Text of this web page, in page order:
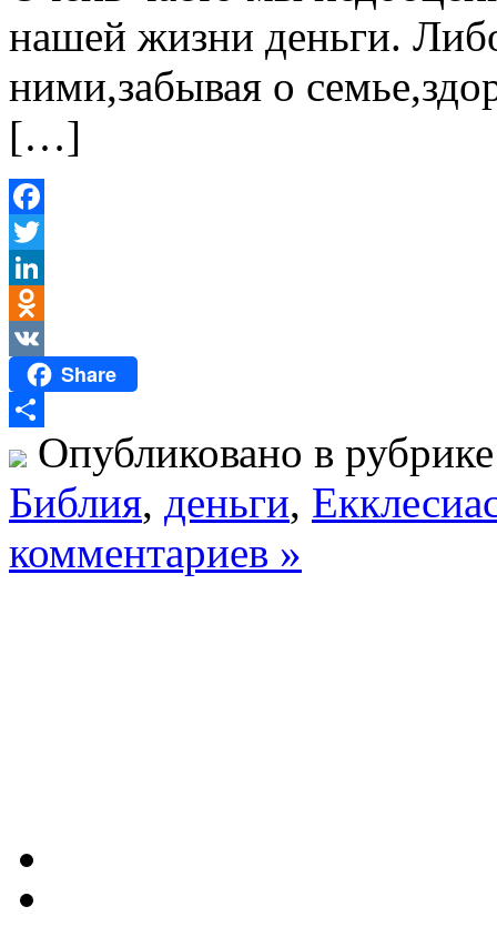
нашей жизни деньги.
ними,забывая о
[…]
Facebook
Twitter
LinkedIn
Odnoklassniki
VK
Share
Отправить
Опубликовано в
Библия, деньги,
комментариев »